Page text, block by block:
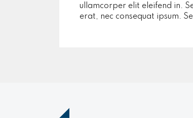
ullamcorper elit eleifend in.
erat, nec consequat ipsum.